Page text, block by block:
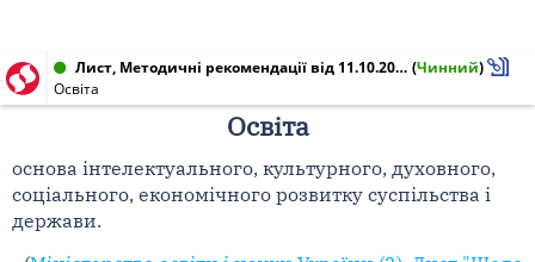
Лист, Методичні рекомендації від 11.10.2013 № 14.1/10-3300 (Чинний)
Освіта